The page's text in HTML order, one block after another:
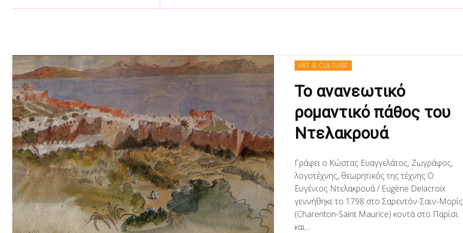
ART & CULTURE
Το ανανεωτικό
ρομαντικό πάθος του
Ντελακρουά
Γράφει ο Κώστας Ευαγγελάτος, Ζωγράφος,
λογοτέχνης, θεωρητικός της τέχνης Ο
Ευγένιος Ντελακρουά / Eugène Delacroix‎‎
γεννήθηκε το 1798 στο Σαρεντόν-Σαιν-Μορίς
(Charenton-Saint Maurice) κοντά στο Παρίσι
και...